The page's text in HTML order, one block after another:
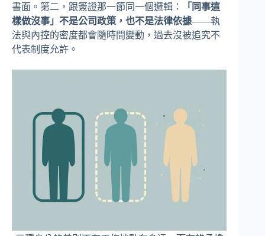
書面。第二，跟簽證那一節同一個邏輯：
「同事這
樣做沒事」不是公司政策，也不是法律依據——執
法與內控的密度都會隨時間變動，過去沒被追究不
代表制度允許。